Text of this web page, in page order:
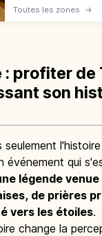
l'omotenashi : tatami,
Toutes les zones →
: profiter de
son
événement qui
légende
de prières
vers les étoiles.
change la